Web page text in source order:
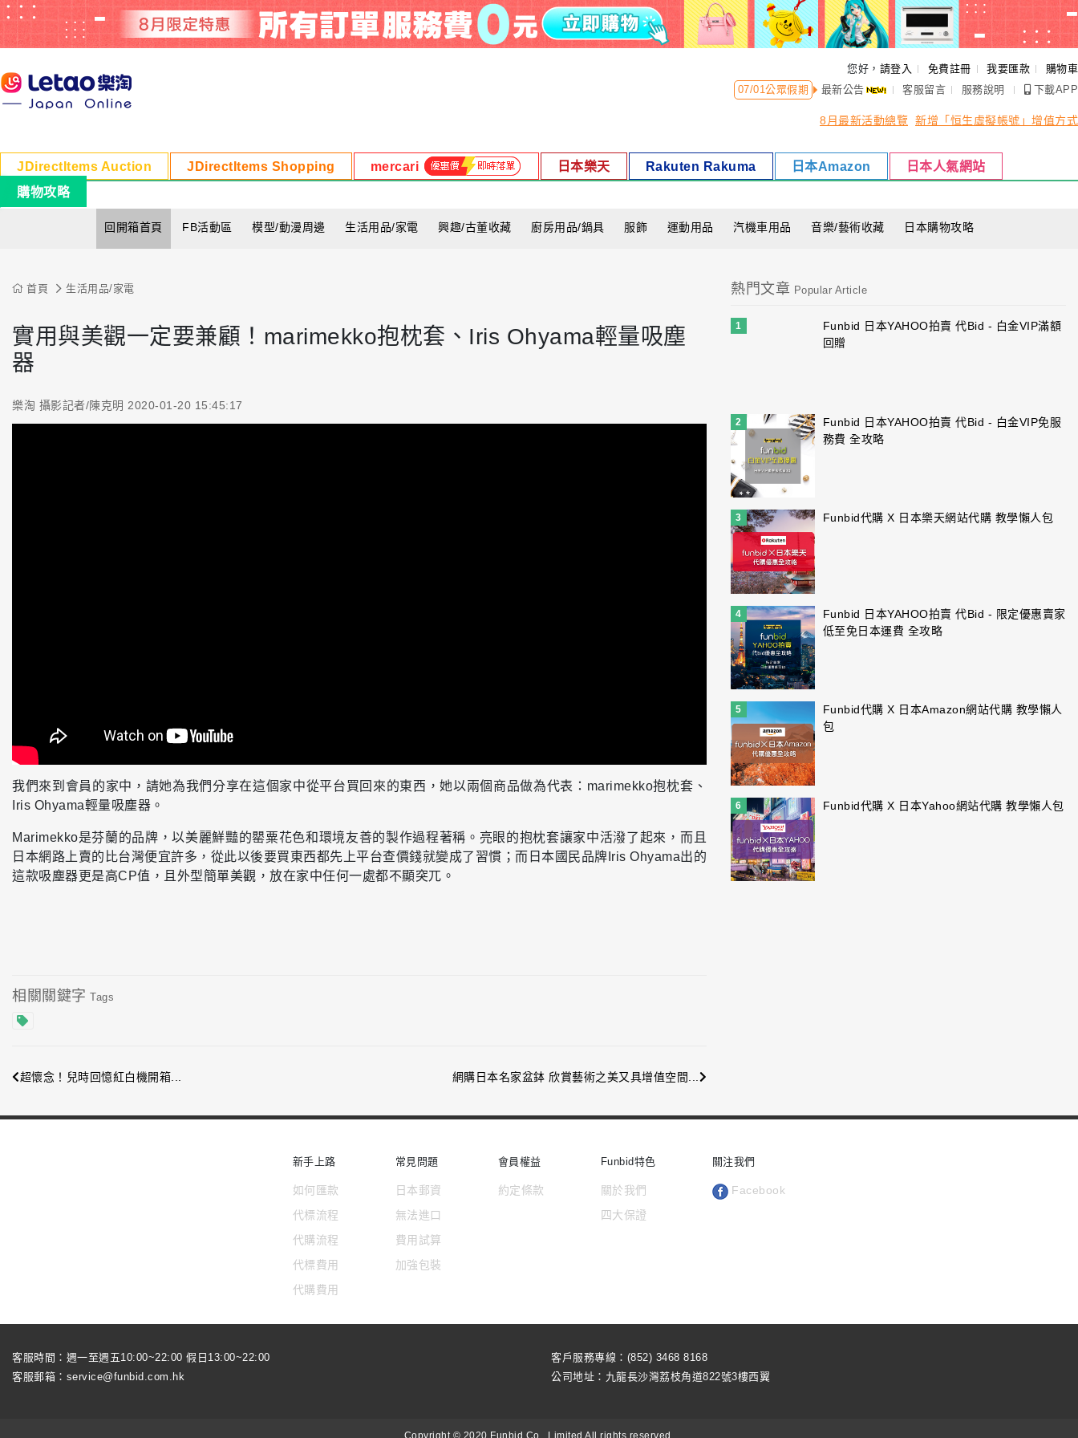
您好， 請登入 免費註冊 我要匯款
購物車
07/01公眾假期 最新公告 客服留言 服務說明 下載APP
8月最新活動總覽 新增「恒生虛擬帳號」增值方式
JDirectItems Auction JDirectItems Shopping mercari 日本樂天 Rakuten Rakuma 日本Amazon
日本人氣網站
購物攻略
回開箱首頁 FB活動區 模型/動漫周邊 生活用品/家電 興趣/古董收藏 廚房用品/鍋具 服飾 運動用品 汽機車用品 音樂/藝術收藏 日本購物攻略
首頁 生活用品/家電
實用與美觀一定要兼顧！marimekko抱枕套、Iris Ohyama輕量吸塵
器
樂淘 攝影記者/陳克明 2020-01-20 15:45:17
我們來到會員的家中，請她為我們分享在這個家中從平台買回來的東西，她以兩個商品做為代表：marimekko抱枕套、
Iris Ohyama輕量吸塵器。
Marimekko是芬蘭的品牌，以美麗鮮豔的罌粟花色和環境友善的製作過程著稱。亮眼的抱枕套讓家中活潑了起來，而且
日本網路上賣的比台灣便宜許多，從此以後要買東西都先上平台查價錢就變成了習慣；而日本國民品牌Iris Ohyama出的
這款吸塵器更是高CP值，且外型簡單美觀，放在家中任何一處都不顯突兀。
相關關鍵字 Tags
超懷念！兒時回憶紅白機開箱... 網購日本名家盆鉢 欣賞藝術之美又具增值空間...
熱門文章 Popular Article
1
Funbid 日本YAHOO拍賣 代Bid - 白金VIP滿額
回贈
2
Funbid 日本YAHOO拍賣 代Bid - 白金VIP免服
務費 全攻略
3 Funbid代購 X 日本樂天網站代購 教學懶人包
4
Funbid 日本YAHOO拍賣 代Bid - 限定優惠賣家
低至免日本運費 全攻略
5
Funbid代購 X 日本Amazon網站代購 教學懶人
包
6 Funbid代購 X 日本Yahoo網站代購 教學懶人包
新手上路
如何匯款
代標流程
代購流程
代標費用
代購費用
常見問題
日本郵資
無法進口
費用試算
加強包裝
會員權益
約定條款
Funbid特色
關於我們
四大保證
關注我們
Facebook
客服時間：週一至週五10:00~22:00 假日13:00~22:00
客服郵箱： service@funbid.com.hk
客戶服務專線：(852) 3468 8168
公司地址： 九龍長沙灣荔枝角道822號3樓西翼
Copyright © 2020 Funbid Co., Limited All rights reserved.